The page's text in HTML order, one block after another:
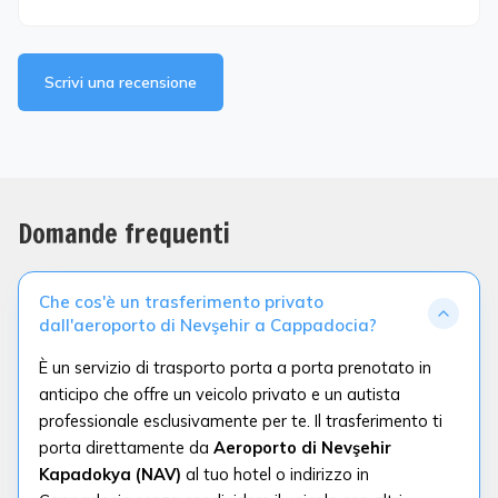
Scrivi una recensione
Domande frequenti
Che cos'è un trasferimento privato
dall'aeroporto di Nevşehir a Cappadocia?
È un servizio di trasporto porta a porta prenotato in
anticipo che offre un veicolo privato e un autista
professionale esclusivamente per te. Il trasferimento ti
porta direttamente da Aeroporto di Nevşehir
Kapadokya (NAV) al tuo hotel o indirizzo in